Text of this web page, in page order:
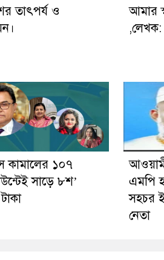
তাৎপর্য ও
আমার
,লেখক:
কামালের ১০৭
সাড়ে ৮শ’
এমপি
সহচর
নেতা